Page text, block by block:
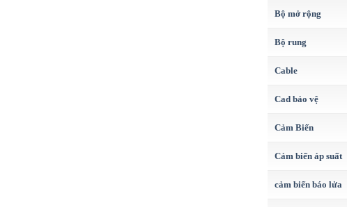
Bộ mở rộng
Bộ rung
Cable
Cad bảo vệ
Cảm Biến
Cảm biến áp suất
cảm biến báo lửa